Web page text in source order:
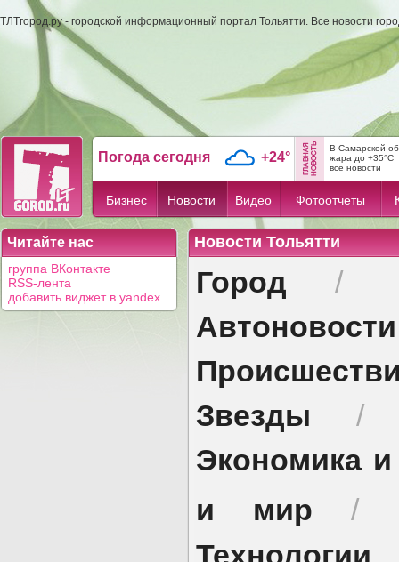
ТЛТгород.ру - городской информационный портал Тольятти. Все новости
Погода сегодня +24°
В Самарской
жара до +35°C
все новости
Бизнес Новости Видео Фотоотчеты
Читайте нас
группа ВКонтакте
RSS-лента
добавить виджет в yandex
Новости Тольятти
Город /
Автоновости
Звезды
Экономика
и мир /